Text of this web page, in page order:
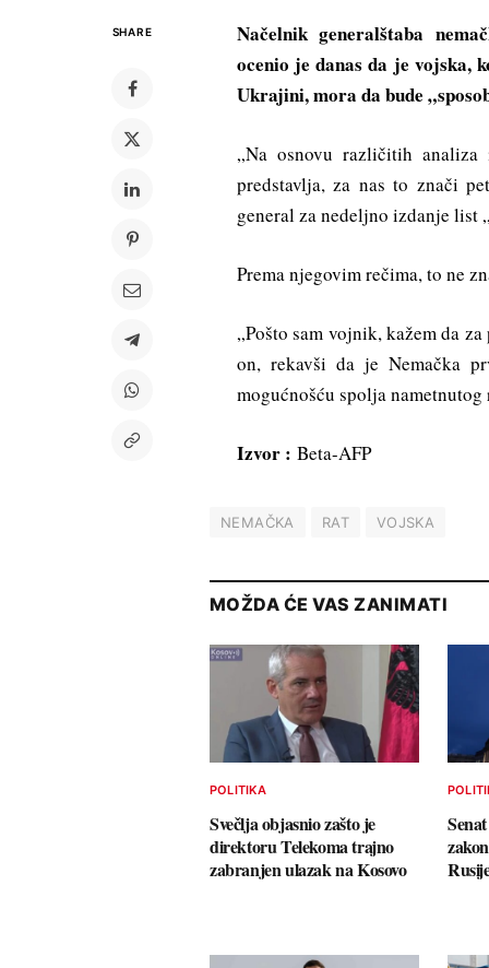
SHARE
Načelnik generalštaba
ocenio je danas da je vojska,
Ukrajini, mora da bude
„Na osnovu različitih
predstavlja, za nas to znači
general za nedeljno izdanje list
Prema njegovim rečima, to ne
„Pošto sam vojnik, kažem da
on, rekavši da je Nemačka
mogućnošću spolja nametnutog
Izvor : Beta-AFP
NEMAČKA RAT VOJSKA
MOŽDA ĆE VAS ZANIMATI
POLITIKA
Svečlja objasnio zašto je
direktoru Telekoma trajno
zabranjen ulazak na Kosovo